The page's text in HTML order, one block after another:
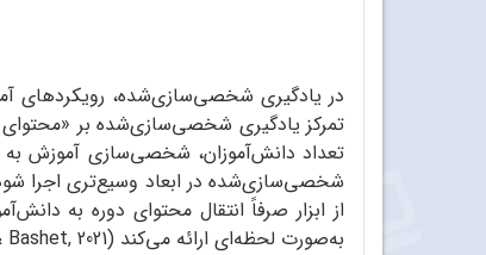
تمرکز یادگیری شخصی‌سازی‌شده بر «محتوای
تعداد دانش‌آموزان، شخصی‌سازی آموزش به
شخصی‌سازی‌شده در ابعاد وسیع‌تری اجرا
از ابزار صرفاً انتقال محتوای دوره به
به‌صورت لحظه‌ای ارائه می‌‌کند (Taylor, Yeung & Bashet, 2021).